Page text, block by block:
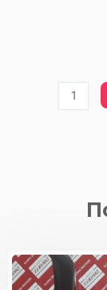
Количество
товара
амортизатор/